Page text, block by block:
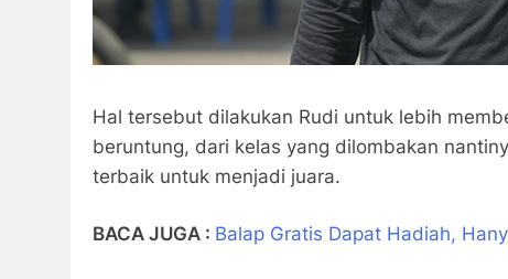
Hal tersebut dilakukan Rudi untuk lebih
beruntung, dari kelas yang dilombakan
terbaik untuk menjadi juara.
BACA JUGA : Balap Gratis Dapat Hadiah,